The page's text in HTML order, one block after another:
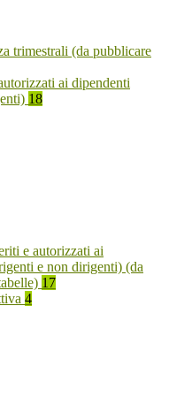
trimestrali (da pubblicare
ai dipendenti
18
e autorizzati ai
e non dirigenti) (da
17
4